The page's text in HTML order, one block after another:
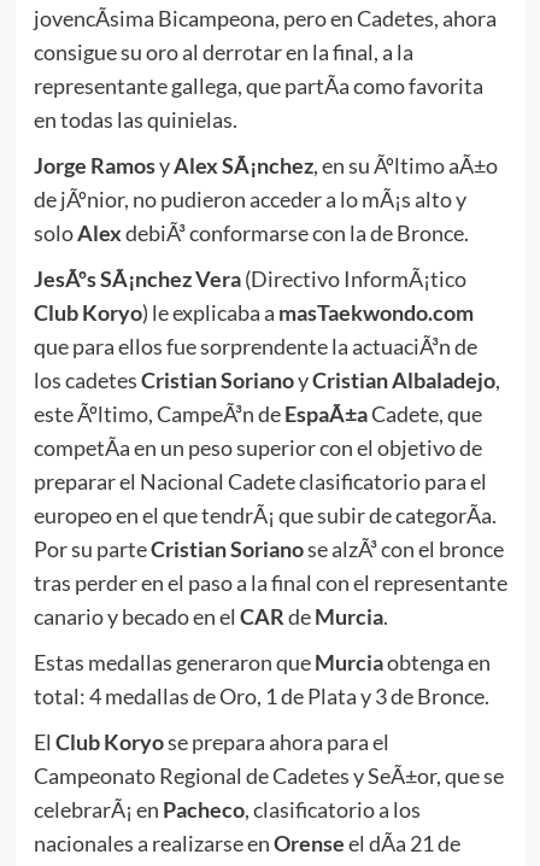
jovencÃ­sima Bicampeona, pero en Cadetes, ahora
consigue su oro al derrotar en la final, a la
representante gallega, que partÃ­a como favorita
en todas las quinielas.
Jorge RamosyAlex SÃ¡nchez, en su Ãºltimo aÃ±o
de jÃºnior, no pudieron acceder a lo mÃ¡s alto y
soloAlexdebiÃ³ conformarse con la de Bronce.
JesÃºs SÃ¡nchez Vera(Directivo InformÃ¡tico
Club Koryo) le explicaba a masTaekwondo.com
que para ellos fue sorprendente la actuaciÃ³n de
los cadetesCristian SorianoyCristian Albaladejo,
este Ãºltimo, CampeÃ³n deEspaÃ±aCadete, que
competÃ­a en un peso superior con el objetivo de
preparar el Nacional Cadete clasificatorio para el
europeo en el que tendrÃ¡ que subir de categorÃ­a.
Por su parteCristian Sorianose alzÃ³ con el bronce
tras perder en el paso a la final con el representante
canario y becado en el CARdeMurcia.
Estas medallas generaron queMurciaobtenga en
total: 4 medallas de Oro, 1 de Plata y 3 de Bronce.
El Club Koryose prepara ahora para el
Campeonato Regional de Cadetes y SeÃ±or, que se
celebrarÃ¡ en Pacheco, clasificatorio a los
nacionales a realizarse enOrenseel dÃ­a 21 de